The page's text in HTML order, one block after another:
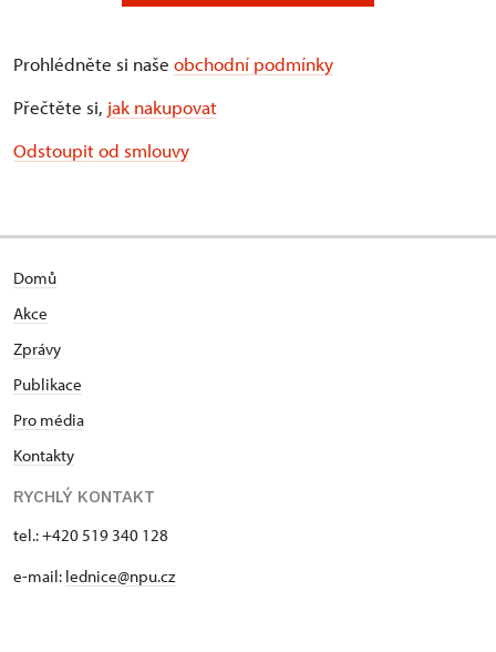
Prohlédněte si naše obchodní podmínky
Přečtěte si, jak nakupovat
Odstoupit od smlouvy
Domů
Akce
Zprávy
Publikace
Pro média
Kontakty
RYCHLÝ KONTAKT
tel.: +420 519 340 128
e-mail: lednice@npu.cz